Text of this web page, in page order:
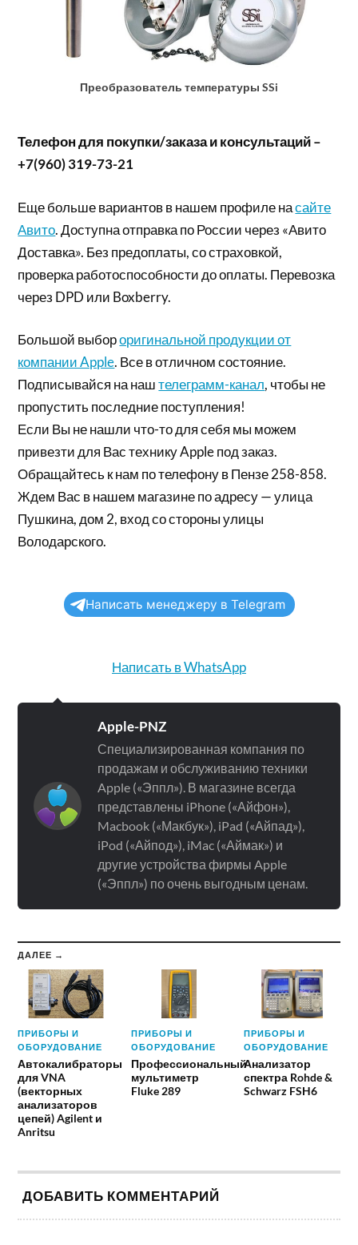
Преобразователь температуры SSi
Телефон для покупки/заказа и консультаций –
+7(960) 319-73-21
Еще больше вариантов в нашем профиле насайте
Авито. Доступна отправка по России через «Авито
Доставка». Без предоплаты, со страховкой,
проверка работоспособности до оплаты. Перевозка
через DPD или Boxberry.
Большой выбороригинальной продукции от
компании Apple. Все в отличном состояние.
Подписывайся на наштелеграмм-канал, чтобы не
пропустить последние поступления!
Если Вы не нашли что-то для себя мы можем
привезти для Вас технику Apple под заказ.
Обращайтесь к нам по телефону в Пензе 258-858.
Ждем Вас в нашем магазине по адресу — улица
Пушкина, дом 2, вход со стороны улицы
Володарского.
Написать менеджеру в Telegram
Написать в WhatsApp
Apple-PNZ
Специализированная компания по
продажам и обслуживанию техники
Apple («Эппл»). В магазине всегда
представлены iPhone («Айфон»),
Macbook («Макбук»), iPad («Айпад»),
iPod («Айпод»), iMac («Аймак») и
другие устройства фирмы Apple
(«Эппл») по очень выгодным ценам.
ДАЛЕЕ →
ПРИБОРЫ И
ОБОРУДОВАНИЕ
Автокалибраторы
для VNA
(векторных
анализаторов
цепей) Agilent и
Anritsu
ПРИБОРЫ И
ОБОРУДОВАНИЕ
Профессиональный
мультиметр
Fluke 289
ПРИБОРЫ И
ОБОРУДОВАНИЕ
Анализатор
спектра Rohde &
Schwarz FSH6
ДОБАВИТЬ КОММЕНТАРИЙ